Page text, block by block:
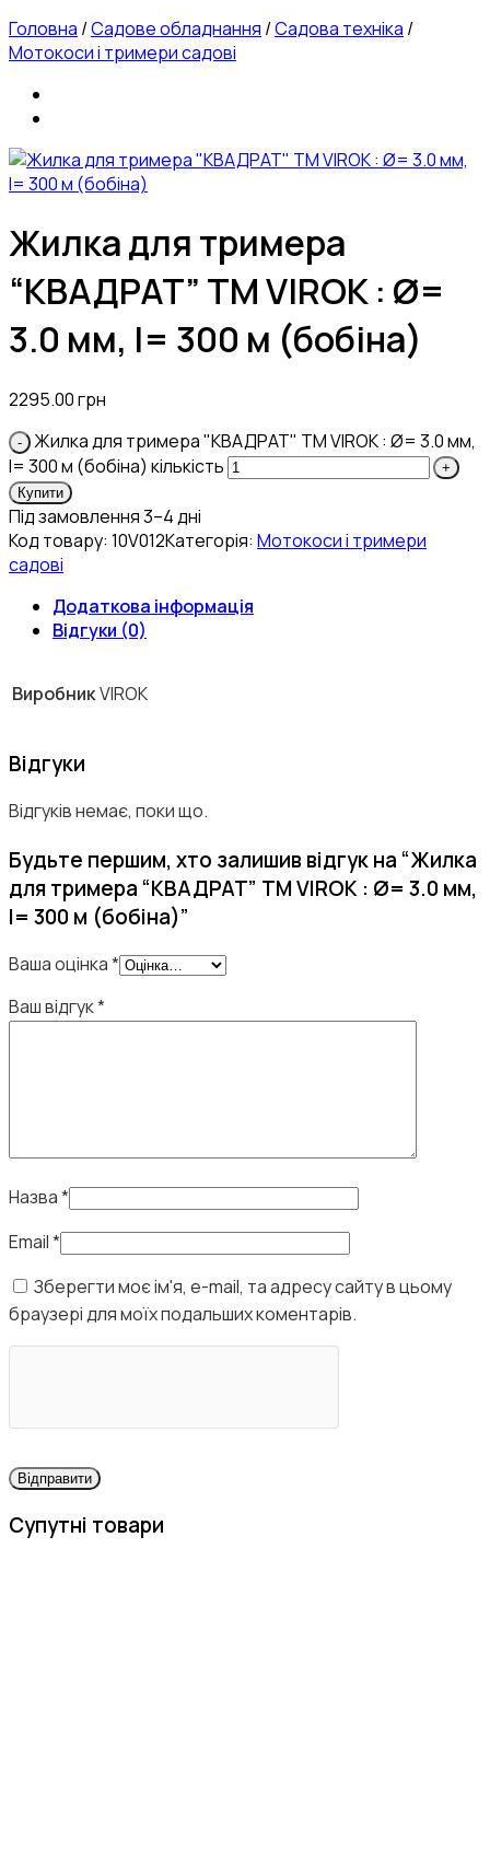
Головна /Садове обладнання /Садова техніка /
Мотокоси і тримери садові
Жилка для тримера
“КВАДРАТ” TM VIROK : Ø=
3.0 мм, l= 300 м (бобіна)
2295.00грн
Жилка для тримера "КВАДРАТ" TM VIROK : Ø= 3.0 мм,
l= 300 м (бобіна) кількість
Купити
Під замовлення 3–4 дні
Код товару: 10V012Категорія: Мотокоси і тримери
садові
Додаткова інформація
Відгуки (0)
ВиробникVIROK
Відгуки
Відгуків немає, поки що.
Будьте першим, хто залишив відгук на “Жилка
для тримера “КВАДРАТ” TM VIROK : Ø= 3.0 мм,
l= 300 м (бобіна)”
Ваша оцінка*
Ваш відгук*
Назва*
Email*
Зберегти моє ім'я, e-mail, та адресу сайту в цьому
браузері для моїх подальших коментарів.
Супутні товари